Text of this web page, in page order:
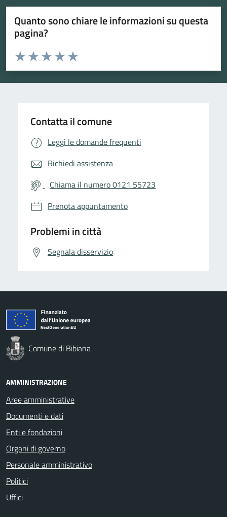
Quanto sono chiare le informazioni su questa
pagina?
Valuta da 1 a 5 stelle la pagina
Valuta 5 stelle su 5
Valuta 4 stelle su 5
Valuta 3 stelle su 5
Valuta 2 stelle su 5
Valuta 1 stelle su 5
Contatta il comune
Leggi le domande frequenti
Richiedi assistenza
Chiama il numero 0121 55723
Prenota appuntamento
Problemi in città
Segnala disservizio
Comune di Bibiana
AMMINISTRAZIONE
Aree amministrative
Documenti e dati
Enti e fondazioni
Organi di governo
Personale amministrativo
Politici
Uffici